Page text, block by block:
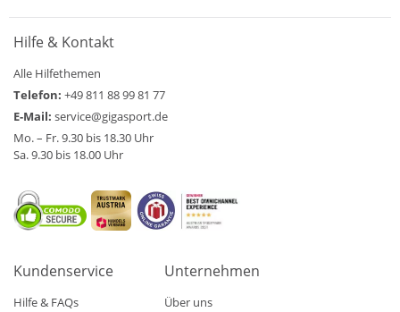
Hilfe & Kontakt
Alle Hilfethemen
Telefon: +49 811 88 99 81 77
E-Mail: service@gigasport.de
Mo. – Fr. 9.30 bis 18.30 Uhr
Sa. 9.30 bis 18.00 Uhr
Kundenservice
Hilfe & FAQs
Unternehmen
Über uns